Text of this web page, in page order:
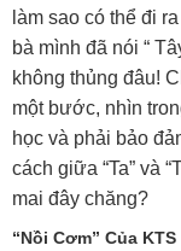
làm sao có thể đi
bà mình đã nói “
không thủng đâu!
một bước, nhìn
học và phải bảo
cách giữa “Ta” và
mai đây chăng?
“Nồi Cơm” Của